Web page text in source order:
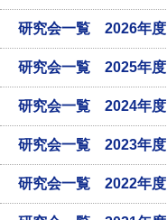
研究会一覧 2026年度
研究会一覧 2025年度
研究会一覧 2024年度
研究会一覧 2023年度
研究会一覧 2022年度